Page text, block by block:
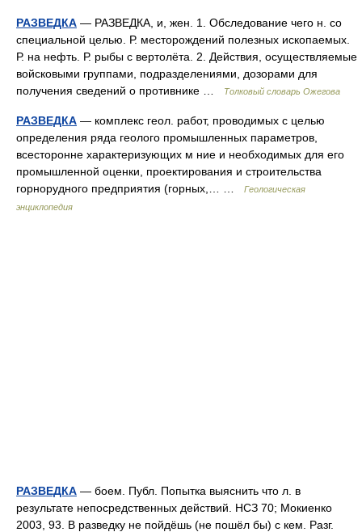
РАЗВЕДКА — РАЗВЕДКА, и, жен. 1. Обследование чего н. со
специальной целью. Р. месторождений полезных ископаемых.
Р. на нефть. Р. рыбы с вертолёта. 2. Действия, осуществляемые
войсковыми группами, подразделениями, дозорами для
получения сведений о противнике …
Толковый словарь Ожегова
РАЗВЕДКА — комплекс геол. работ, проводимых с целью
определения ряда геолого промышленных параметров,
всесторонне характеризующих м ние и необходимых для его
промышленной оценки, проектирования и строительства
горнорудного предприятия (горных,… …
Геологическая
энциклопедия
РАЗВЕДКА — боем. Публ. Попытка выяснить что л. в
результате непосредственных действий. НСЗ 70; Мокиенко
2003, 93. В разведку не пойдёшь (не пошёл бы) с кем. Разг.